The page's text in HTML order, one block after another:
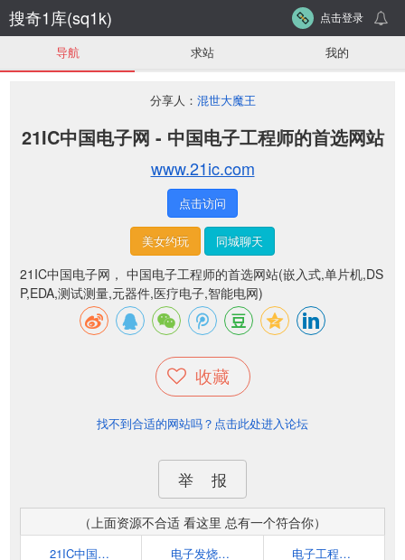
搜奇1库(sq1k) 点击登录
导航 求站 我的
分享人： 混世大魔王
21IC中国电子网 - 中国电子工程师的首选网站
www.21ic.com
点击访问
美女约玩 同城聊天
21IC中国电子网， 中国电子工程师的首选网站(嵌入式,单片机,DS
P,EDA,测试测量,元器件,医疗电子,智能电网)
收藏
找不到合适的网站吗？点击此处进入论坛
举 报
（上面资源不合适 看这里 总有一个符合你）
21IC中国电子网 - 中国电子工程师的首选网站 电子发烧友网 电子工程世界-创新电子设计之原-中国最专业的电子工程门户